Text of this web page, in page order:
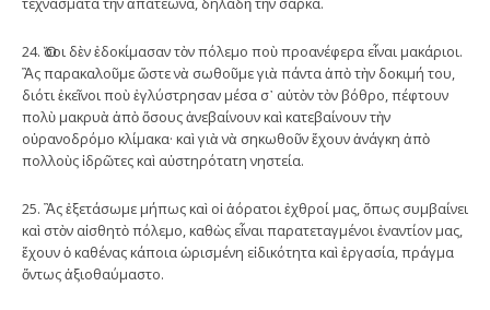
24. Ὅσοι δὲν ἐδοκίμασαν τὸν πόλεμο ποὺ προανέφερα εἶναι μακάριοι.
Ἂς παρακαλοῦμε ὥστε νὰ σωθοῦμε γιὰ πάντα ἀπὸ τὴν δοκιμή του,
διότι ἐκεῖνοι ποὺ ἐγλύστρησαν μέσα σ᾿ αὐτὸν τὸν βόθρο, πέφτουν
πολὺ μακρυὰ ἀπὸ ὅσους ἀνεβαίνουν καὶ κατεβαίνουν τὴν
οὐρανοδρόμο κλίμακα· καὶ γιὰ νὰ σηκωθοῦν ἔχουν ἀνάγκη ἀπὸ
πολλοὺς ἱδρῶτες καὶ αὐστηρότατη νηστεία.
25. Ἂς ἐξετάσωμε μήπως καὶ οἱ ἀόρατοι ἐχθροί μας, ὅπως συμβαίνει
καὶ στὸν αἰσθητὸ πόλεμο, καθὼς εἶναι παρατεταγμένοι ἐναντίον μας,
ἔχουν ὁ καθένας κάποια ὡρισμένη εἰδικότητα καὶ ἐργασία, πράγμα
ὄντως ἀξιοθαύμαστο.